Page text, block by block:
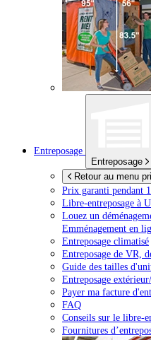
Entreposage
Entreposage
Retour au menu
Prix garanti pendant
Libre-entreposage à
Louez un
Emménagement en
Entreposage climatisé
Entreposage de VR,
Guide des tailles
Entreposage
Payer ma facture
FAQ
Conseils sur le libre-
Fournitures